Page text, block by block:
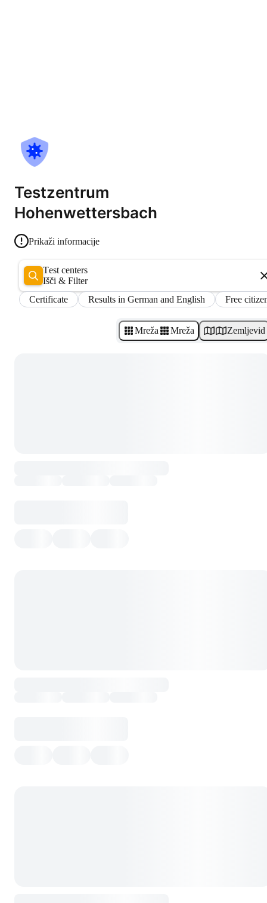
Testzentrum
Hohenwettersbach
Prikaži informacije
Test centers
Išči & Filter
Certificate
Results in German and English Free
Mreža Mreža Zemljevid